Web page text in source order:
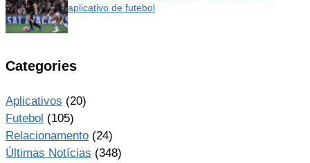
aplicativo de futebol
Categories
Aplicativos (20)
Futebol (105)
Relacionamento (24)
Últimas Notícias (348)